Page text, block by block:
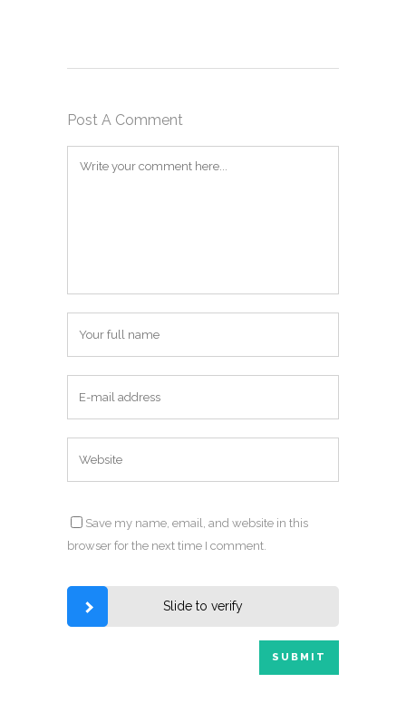
Post A Comment
Save my name, email, and website in this
browser for the next time I comment.
Slide to verify